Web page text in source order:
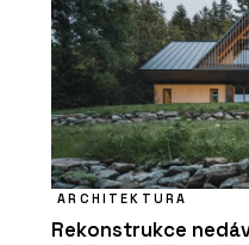
ARCHITEKTURA
Rekonstrukce